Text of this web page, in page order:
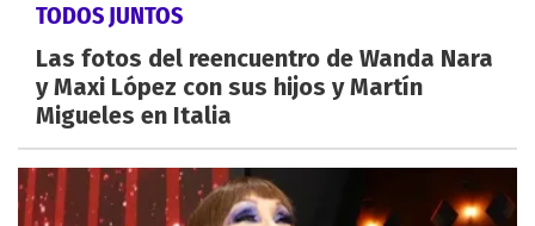
TODOS JUNTOS
Las fotos del reencuentro de Wanda Nara
y Maxi López con sus hijos y Martín
Migueles en Italia